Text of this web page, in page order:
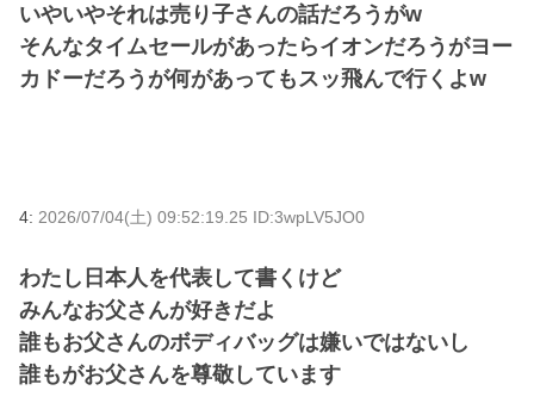
いやいやそれは売り子さんの話だろうがw
そんなタイムセールがあったらイオンだろうがヨー
カドーだろうが何があってもスッ飛んで行くよw
4: 2026/07/04(土) 09:52:19.25 ID:3wpLV5JO0
わたし日本人を代表して書くけど
みんなお父さんが好きだよ
誰もお父さんのボディバッグは嫌いではないし
誰もがお父さんを尊敬しています